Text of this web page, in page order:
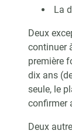
La
Deux
continuer
première
dix ans
seule, le
confirmer
Deux